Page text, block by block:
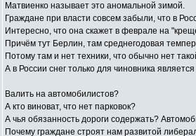
Матвиенко называет это аномальной зимой.
Граждане при власти совсем забыли, что в
Интересно, что она скажет в феврале на
Причём тут Берлин, там среднегодовая
Потому там и нет техники, что обычно нет
А в России снег только для чиновника
Валить на автомобилистов?
А кто виноват, что нет парковок?
А чья обязанность дороги содержать?
Почему граждане строят нам развитой